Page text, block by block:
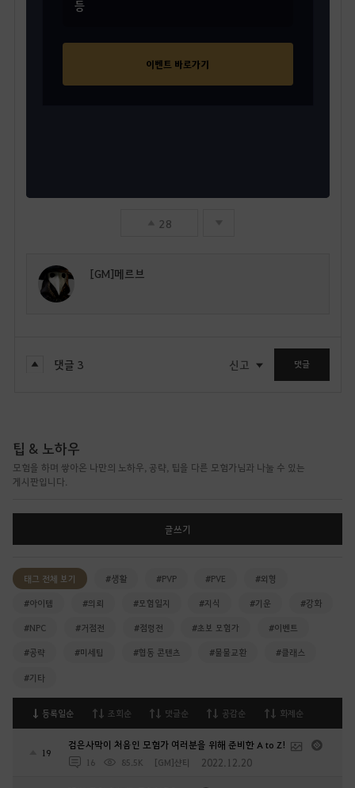
등
이벤트 바로가기
28
[GM]메르브
댓글 3 신고 댓글
팁 & 노하우
모험을 하며 쌓아온 나만의 노하우, 공략, 팁을 다른 모험가님과 나눌 수 있는
게시판입니다.
글쓰기
태그 전체 보기 #생활 #PVP #PVE #외형
#아이템 #의뢰 #모험일지 #지식 #기운 #강화
#NPC #거점전 #점령전 #초보 모험가 #이벤트
#공략 #미세팁 #협동 콘텐츠 #물물교환 #클래스
#기타
등록일순 조회순 댓글순 공감순 화제순
19
검은사막이 처음인 모험가 여러분을 위해 준비한 A to Z!
16 85.5K [GM]샨티 2022.12.20